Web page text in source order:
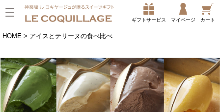
ギフトサービス マイページ カート
HOME アイスとテリーヌの食べ比べ